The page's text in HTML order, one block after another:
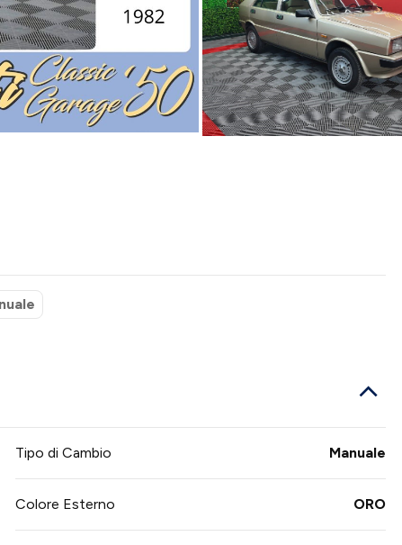
Tipo di Cambio Manuale
Colore Esterno ORO